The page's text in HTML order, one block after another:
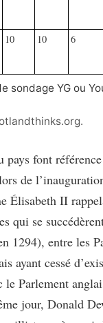
10 10 6
sondage YG ou
pays font
de
Élisabeth II
qui se
1294), entre les
ayant cessé
le Parlement
jour, Donald